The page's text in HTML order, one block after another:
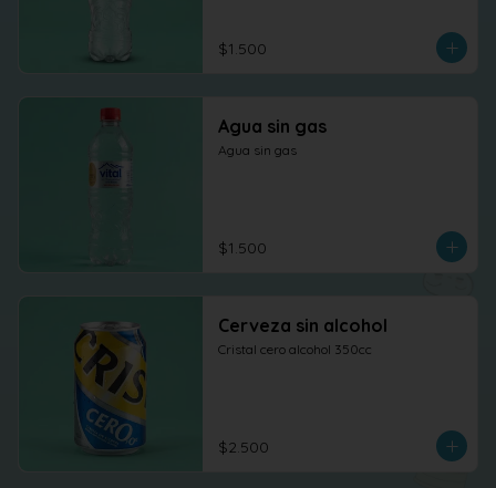
$1.500
Agua sin gas
Agua sin gas
$1.500
Cerveza sin alcohol
Cristal cero alcohol 350cc
$2.500